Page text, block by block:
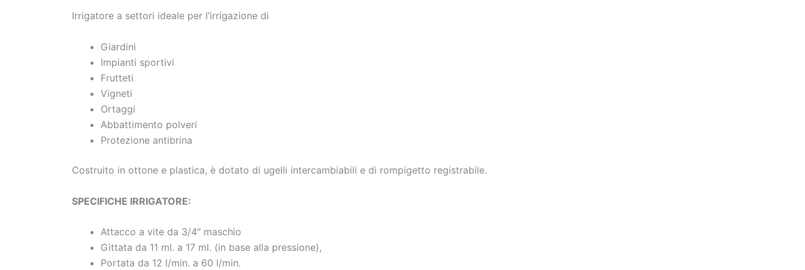
Irrigatore a settori ideale per l’irrigazione di
Giardini
Impianti sportivi
Frutteti
Vigneti
Ortaggi
Abbattimento polveri
Protezione antibrina
Costruito in ottone e plastica, è dotato di ugelli intercambiabili e di rompigetto registrabile.
SPECIFICHE IRRIGATORE:
Attacco a vite da 3/4″ maschio
Gittata da 11 ml. a 17 ml. (in base alla pressione),
Portata da 12 l/min. a 60 l/min.